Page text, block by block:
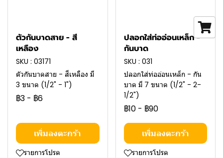
ตัวกันบาดสาย - สี
เหลือง
SKU : 03171
ตัวกันบาดสาย - สีเหลือง มี
3 ขนาด (1/2" - 1")
฿3 - ฿6
เพิ่มลงตะกร้า
รายการโปรด
ปลอกใส่ท่ออ่อนเหล็ก -
กันบาด
SKU : 031
ปลอกใส่ท่ออ่อนเหล็ก - กัน
บาด มี 7 ขนาด (1/2" - 2-
1/2")
฿10- ฿90
เพิ่มลงตะกร้า
รายการโปรด